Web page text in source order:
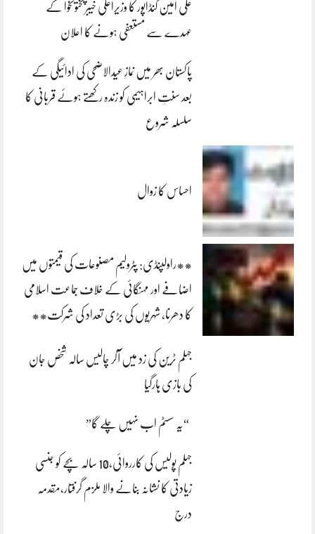
علی امین گنڈاپور کا وزیراعلیٰ خیبرپختونخوا کے
عہدے سے مستعفی ہونے کا اعلان
پاکستان بھر میں نمازِ عیدالاضحی کی ادائیگی کے
بعد سنتِ ابراہیمی کو زندہ رکھتے ہوئے قربانی کا
سلسلہ شروع
احساس کا زوال
**راولپنڈی: پٹرولیم مصنوعات کی قیمتوں میں
اضافے اور مہنگائی کے خلاف جماعت اسلامی
کا دھرنا، شہریوں کی بڑی تعداد کی شرکت**
جہلم ٹرین کی زد میں آکر چالیس سالہ شخص جان
کی بازی ہارگیا
“یہ سسٹم اب نہیں چلے گا”
جہلم پولیس کی کارروائی،10 سالہ بچے کو جنسی
زیادتی کا نشانہ بنانے والا ملزم گرفتار،مقدمہ
درج